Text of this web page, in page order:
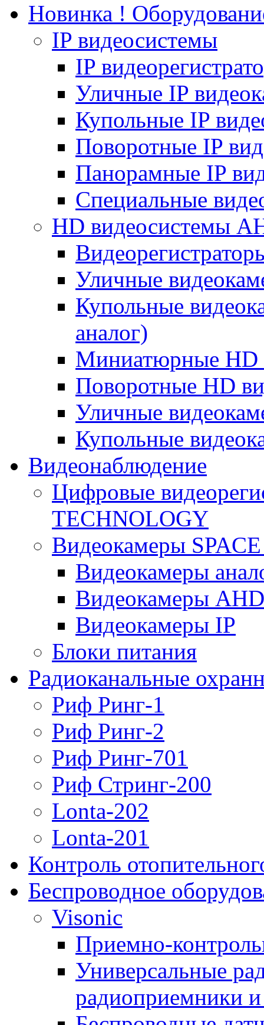
Новинка !
IP видеосистемы
IP
Уличные IP
Купольные IP
Поворотные IP
Панорамные IP
Специальные
HD видеосистемы
Уличные
Купольные
аналог)
Миниатюрные HD
Поворотные HD
Уличные
Купольные
Видеонаблюдение
Цифровые
TECHNOLOGY
Видеокамеры
Видеокамеры
Видеокамеры AHD
Видеокамеры IP
Блоки питания
Радиоканальные
Риф Ринг-1
Риф Ринг-2
Риф Ринг-701
Риф Стринг-200
Lonta-202
Lonta-201
Контроль
Беспроводное
Visonic
Приемно-
Универсальные
радиоприемники